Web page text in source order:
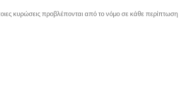
κυρώσεις προβλέπονται από το νόμο σε κάθε περίπτωση